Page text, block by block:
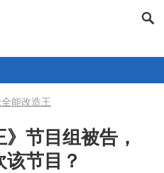
能改造王
》节目组被告，
节目？